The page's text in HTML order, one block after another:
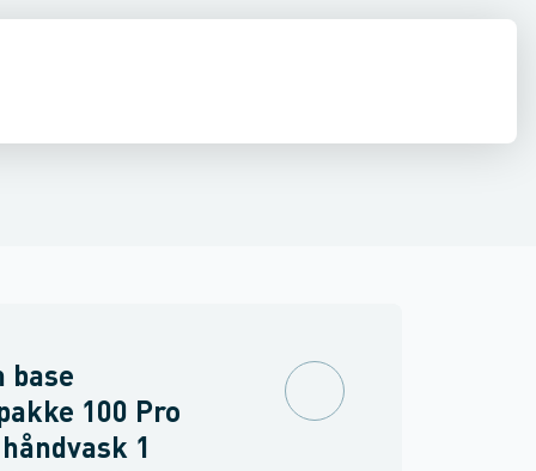
base
100 Pro
1